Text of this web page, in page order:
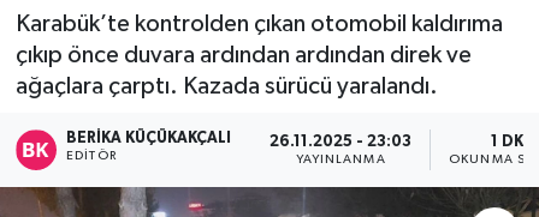
Karabük’te kontrolden çıkan otomobil kaldırıma
çıkıp önce duvara ardından ardından direk ve
ağaçlara çarptı. Kazada sürücü yaralandı.
BERIKA KÜÇÜKAKÇALI
EDITÖR
26.11.2025 - 23:03
YAYINLANMA
1 DK
OKUNMA
Bartın
Haber Arşivi